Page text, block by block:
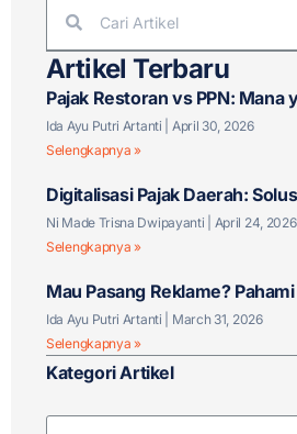
Artikel Terbaru
Pajak Restoran vs PPN: Mana
untuk Bisnis F&B Anda?
Ida Ayu Putri Artanti
April 30, 2026
Selengkapnya »
Digitalisasi Pajak Daerah:
Tantangan Baru?
Ni Made Trisna Dwipayanti
April 24, 2026
Selengkapnya »
Mau Pasang Reklame?
Ida Ayu Putri Artanti
March 31, 2026
Selengkapnya »
Kategori Artikel